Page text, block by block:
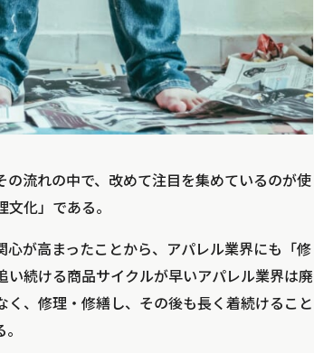
流れの中で、改めて注目を集めているのが使
化」である。
が高まったことから、アパレル業界にも「修
続ける商品サイクルが早いアパレル業界は廃
、修理・修繕し、その後も長く着続けること